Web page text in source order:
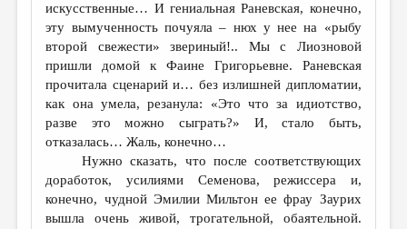
искусственные… И гениальная Раневская, конечно,
эту вымученность почуяла – нюх у нее на «рыбу
второй свежести» звериный!.. Мы с Лиозновой
пришли домой к Фаине Григорьевне. Раневская
прочитала сценарий и… без излишней дипломатии,
как она умела, резанула: «Это что за идиотство,
разве это можно сыграть?» И, стало быть,
отказалась… Жаль, конечно…
Нужно сказать, что после соответствующих
доработок, усилиями Семенова, режиссера и,
конечно, чудной Эмилии Мильтон ее фрау Заурих
вышла очень живой, трогательной, обаятельной.